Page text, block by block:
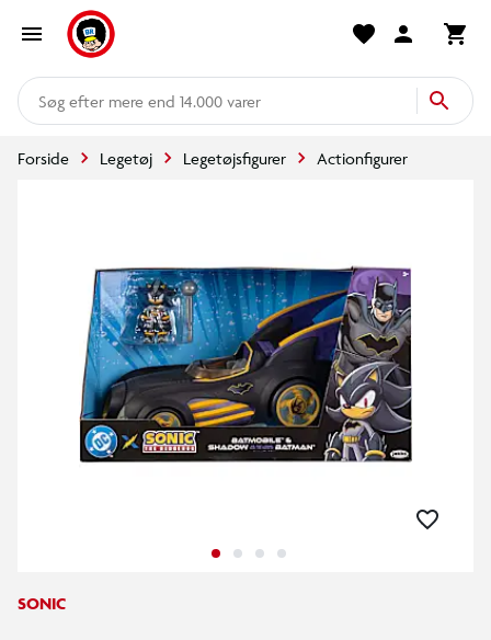
mere end 14.000 varer
Forside Legetøj Legetøjsfigurer Actionfigurer
SONIC